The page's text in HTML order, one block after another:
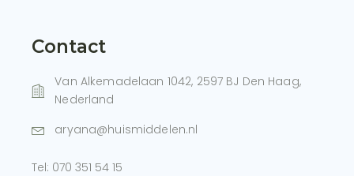
Contact
Van Alkemadelaan 1042, 2597 BJ Den Haag,
Nederland
aryana@huismiddelen.nl
Tel: 070 351 54 15